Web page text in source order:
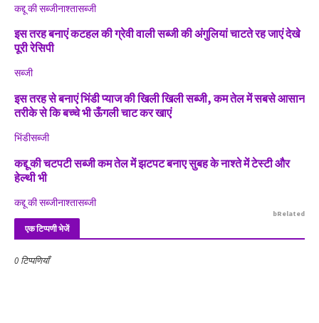
कद्दू की सब्जीनाश्तासब्जी
इस तरह बनाएं कटहल की ग्रेवी वाली सब्जी की अंगुलियां चाटते रह जाएं देखे
पूरी रेसिपी
सब्जी
इस तरह से बनाएं भिंडी प्याज की खिली खिली सब्जी, कम तेल में सबसे आसान
तरीके से कि बच्चे भी ऊँगली चाट कर खाएं
भिंडीसब्जी
कद्दू की चटपटी सब्जी कम तेल में झटपट बनाए सुबह के नाश्ते में टेस्टी और
हेल्थी भी
कद्दू की सब्जीनाश्तासब्जी
bRelated
एक टिप्पणी भेजें
0 टिप्पणियाँ